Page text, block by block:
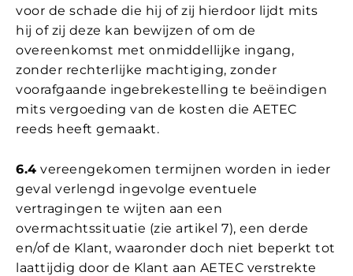
voor de schade die hij of zij hierdoor lijdt mits
hij of zij deze kan bewijzen of om de
overeenkomst met onmiddellijke ingang,
zonder rechterlijke machtiging, zonder
voorafgaande ingebrekestelling te beëindigen
mits vergoeding van de kosten die AETEC
reeds heeft gemaakt.
6.4 vereengekomen termijnen worden in ieder
geval verlengd ingevolge eventuele
vertragingen te wijten aan een
overmachtssituatie (zie artikel 7), een derde
en/of de Klant, waaronder doch niet beperkt tot
laattijdig door de Klant aan AETEC verstrekte